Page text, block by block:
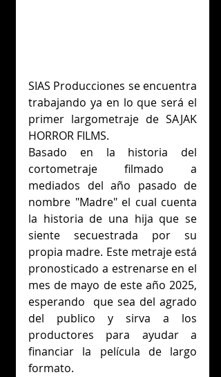
SIAS Producciones se encuentra
trabajando ya en lo que será el
primer largometraje de SAJAK
HORROR FILMS.
Basado en la historia del
cortometraje filmado a
mediados del año pasado de
nombre "Madre" el cual cuenta
la historia de una hija que se
siente secuestrada por su
propia madre. Este metraje está
pronosticado a estrenarse en el
mes de mayo de este año 2025,
esperando  que sea del agrado
del publico y sirva a los
productores para ayudar a
financiar la película de largo
formato.